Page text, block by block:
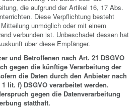
die aufgrund der Artikel 16, 17 Abs.
Diese Verpflichtung besteht
unmöglich oder mit einem
verbunden ist. Unbeschadet dessen hat
über diese Empfänger.
und Betroffenen nach Art. 21 DSGVO
gegen die künftige Verarbeitung der
die Daten durch den Anbieter nach
lit. f) DSGVO verarbeitet werden.
gegen die Datenverarbeitung
statthaft.